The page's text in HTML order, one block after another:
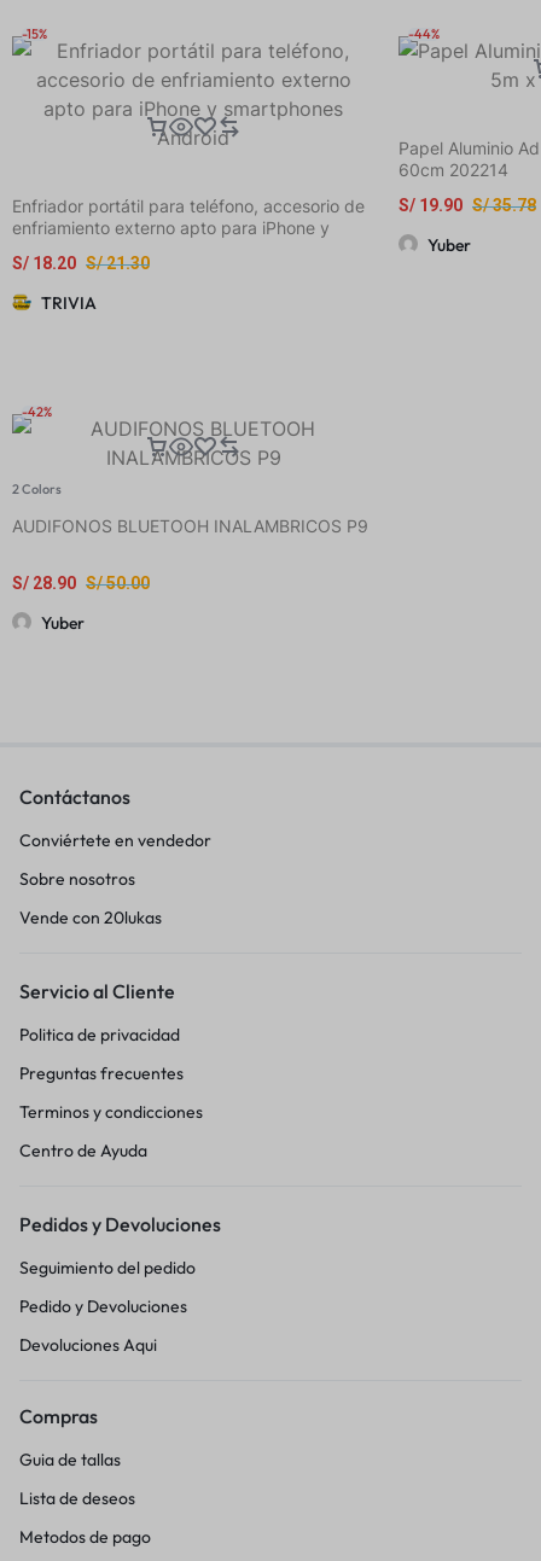
-15%
Enfriador portátil para teléfono, accesorio de
enfriamiento externo apto para iPhone y
S/21.30
S/ 18.20
TRIVIA
-44%
Papel Aluminio
60cm 202214
S/35.78
S/ 19.90
Yuber
-42%
2 Colors
AUDIFONOS BLUETOOH INALAMBRICOS P9
S/50.00
S/ 28.90
Yuber
Contáctanos
Conviértete en vendedor
Sobre nosotros
Vende con 20lukas
Servicio al Cliente
Politica de privacidad
Preguntas frecuentes
Terminos y condicciones
Centro de Ayuda
Pedidos y Devoluciones
Seguimiento del pedido
Pedido y Devoluciones
Devoluciones Aqui
Compras
Guia de tallas
Lista de deseos
Metodos de pago